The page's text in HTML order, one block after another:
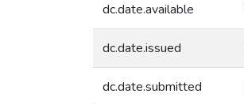
dc.date.available
dc.date.issued
dc.date.submitted